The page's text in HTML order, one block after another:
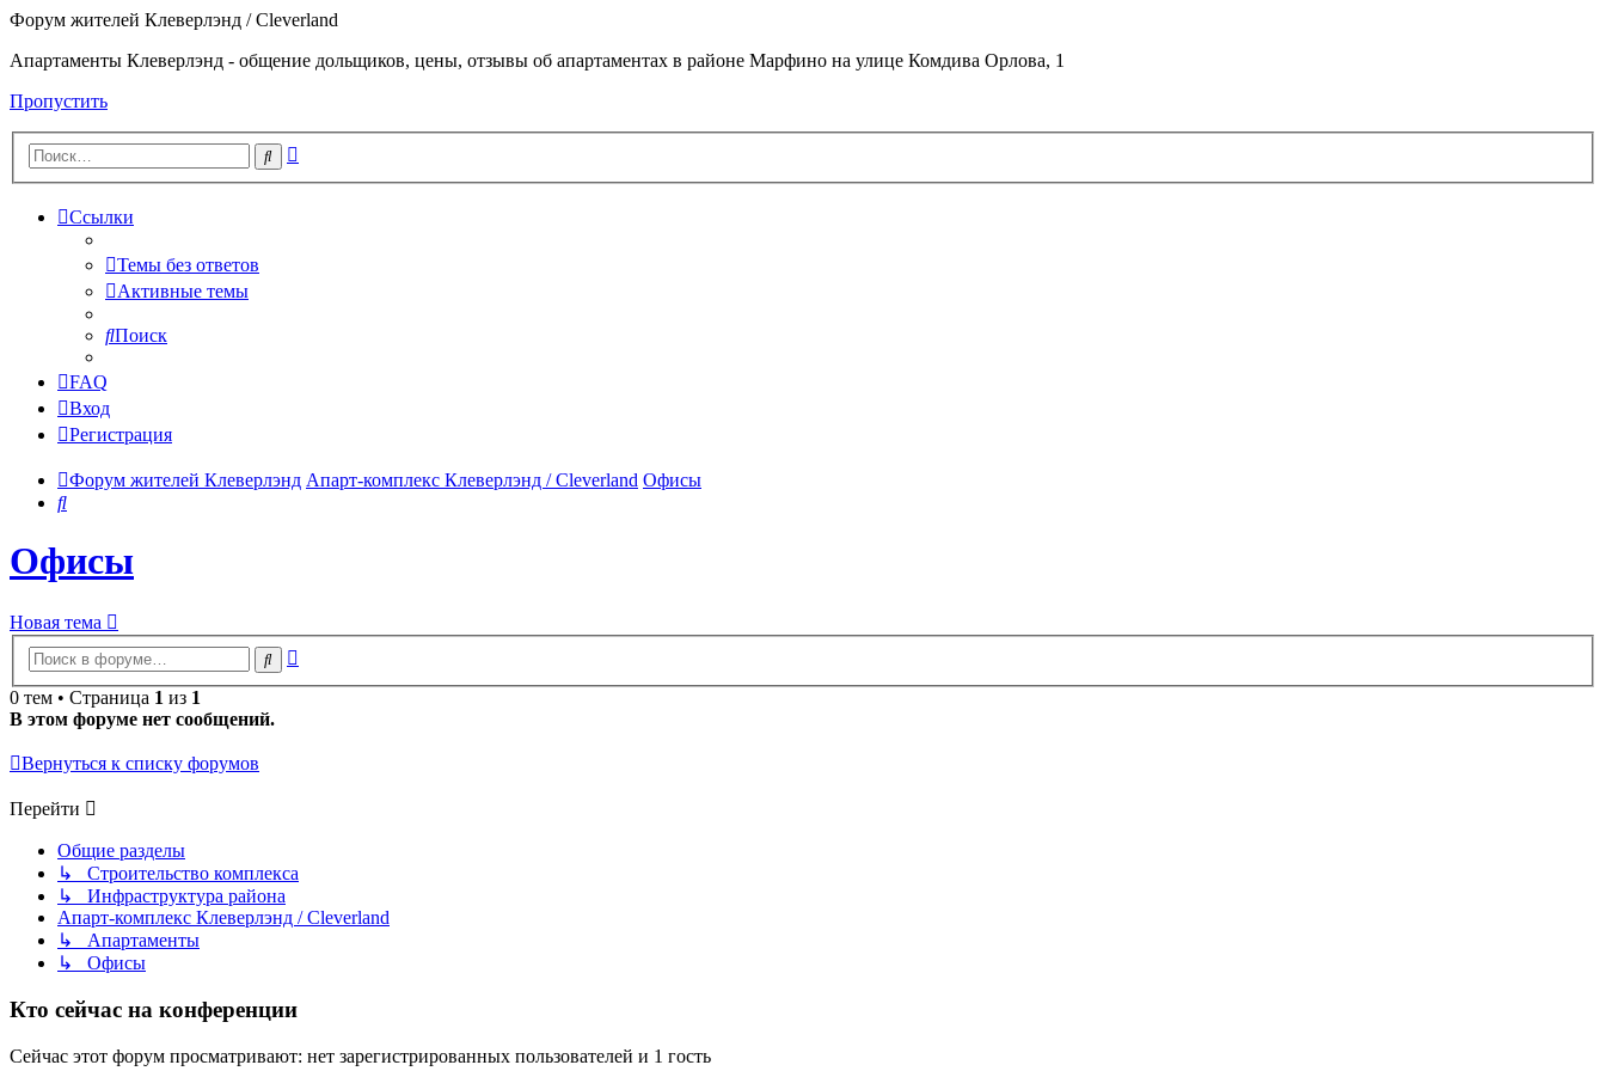
Форум жителей Клеверлэнд / Cleverland
Апартаменты Клеверлэнд - общение дольщиков, цены, отзывы об апартаментах в районе Марфино на улице Комдива Орлова, 1
Пропустить
Поиск
Ссылки
Темы без ответов
Активные темы
Поиск
FAQ
Вход
Регистрация
Форум жителей Клеверлэнд Апарт-комплекс Клеверлэнд / Cleverland Офисы
Поиск
Офисы
Новая тема
Поиск
0 тем • Страница 1 из 1
В этом форуме нет сообщений.
Вернуться к списку форумов
Перейти
Общие разделы
↳ Строительство комплекса
↳ Инфраструктура района
Апарт-комплекс Клеверлэнд / Cleverland
↳ Апартаменты
↳ Офисы
Кто сейчас на конференции
Сейчас этот форум просматривают: нет зарегистрированных пользователей и 1 гость